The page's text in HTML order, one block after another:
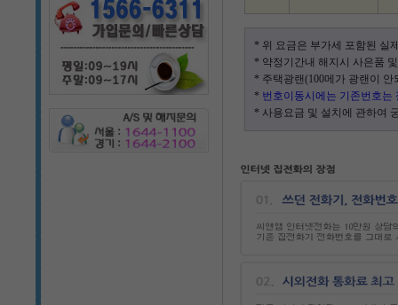
* 위 요금은 부가세 포함된 실
* 약정기간내 해지시 사은품
* 주택광랜(100메가 광랜이
* 번호이동시에는 기존번호는
* 사용요금 및 설치에 관하여